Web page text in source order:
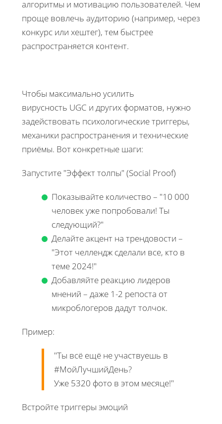
алгоритмы и мотивацию пользователей. Чем
проще вовлечь аудиторию (например, через
конкурс или хештег), тем быстрее
распространяется контент.
Чтобы максимально усилить
вирусность UGC и других форматов, нужно
задействовать психологические триггеры,
механики распространения и технические
приёмы. Вот конкретные шаги:
Запустите "Эффект толпы" (Social Proof)
Показывайте количество – "10 000
человек уже попробовали! Ты
следующий?"
Делайте акцент на трендовости –
"Этот челлендж сделали все, кто в
теме 2024!"
Добавляйте реакцию лидеров
мнений – даже 1-2 репоста от
микроблогеров дадут толчок.
Пример:
"Ты всё ещё не участвуешь в
#МойЛучшийДень?
Уже 5320 фото в этом месяце!"
Встройте триггеры эмоций